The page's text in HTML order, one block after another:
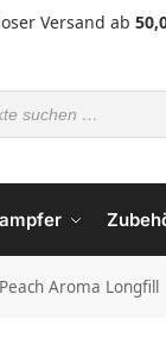
Versand ab
Aroma Longfill